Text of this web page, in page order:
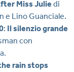
Miss Julie di
e Lino Guanciale.
: Il silenzio grande
con
rain stops